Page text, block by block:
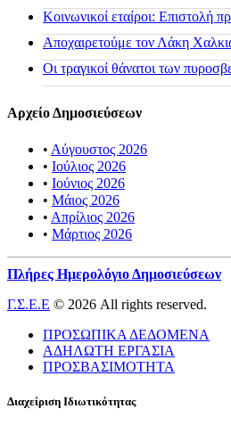
Κοινωνικοί εταίροι: Επιστολή
Αποχαιρετούμε τον Λάκη
Οι τραγικοί θάνατοι των
Αρχείο Δημοσιεύσεων
• Αύγουστος 2026
• Ιούλιος 2026
• Ιούνιος 2026
• Μάιος 2026
• Απρίλιος 2026
• Μάρτιος 2026
Πλήρες Ημερολόγιο Δημοσιεύσεων
Γ.Σ.Ε.Ε © 2026 All rights reserved.
ΠΡΟΣΩΠΙΚΑ ΔΕΔΟΜΕΝΑ
ΑΔΗΛΩΤΗ ΕΡΓΑΣΙΑ
ΠΡΟΣΒΑΣΙΜΟΤΗΤΑ
Διαχείριση Ιδιωτικότητας